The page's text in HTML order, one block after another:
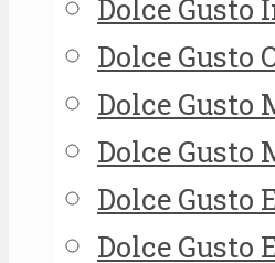
Dolce Gusto
Dolce Gusto
Dolce Gusto
Dolce Gusto
Dolce Gusto
Dolce Gusto